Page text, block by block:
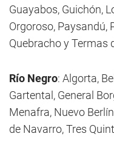
Guayabos, Guichón,
Orgoroso, Paysandú,
Quebracho y Termas
Río Negro: Algorta,
Gartental, General
Menafra, Nuevo
de Navarro, Tres